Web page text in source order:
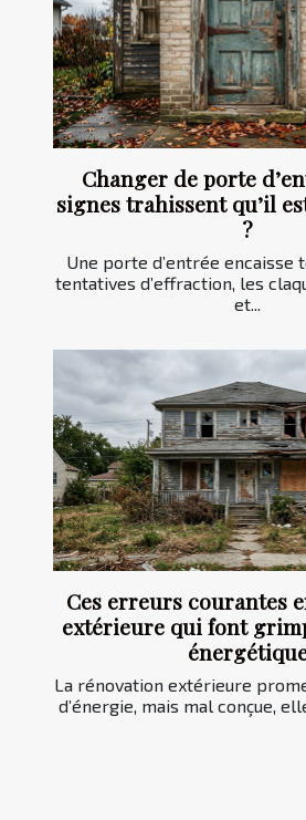
Changer de porte
signes trahissent qu’il
?
Une porte d’entrée encaisse
tentatives d’effraction, les
et...
Ces erreurs courantes
extérieure qui font
La rénovation extérieure
d’énergie, mais mal conçue,